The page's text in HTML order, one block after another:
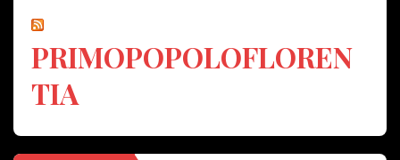
PRIMOPOPOLOFLOREN
TIA